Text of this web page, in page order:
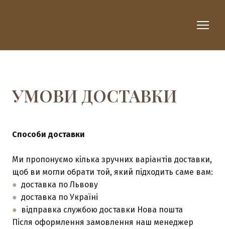
УМОВИ ДОСТАВКИ
Способи доставки
Ми пропонуємо кілька зручних варіантів доставки,
щоб ви могли обрати той, який підходить саме вам:
● доставка по Львову
● доставка по Україні
● відправка службою доставки Нова пошта
Після оформлення замовлення наш менеджер